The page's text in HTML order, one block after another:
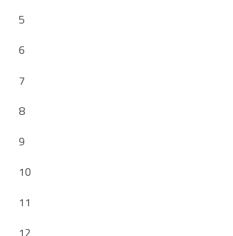
5
6
7
8
9
10
11
12